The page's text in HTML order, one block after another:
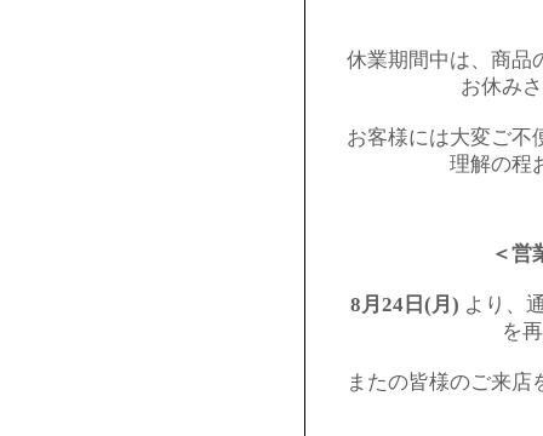
休業期間中は、商品
お休み
お客様には大変ご不
理解の程
＜営
8月24日(月) より、
を
またの皆様のご来店